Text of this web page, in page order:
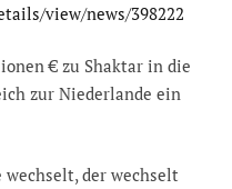
view/news/398222
€ zu Shaktar in die
zur Niederlande ein
der wechselt